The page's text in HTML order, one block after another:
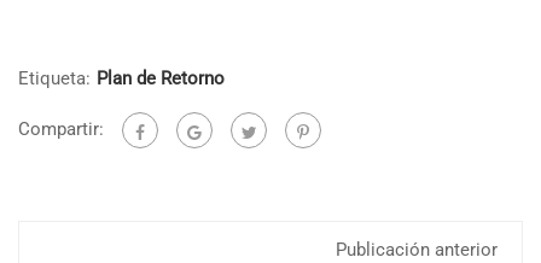
Etiqueta: Plan de Retorno
Compartir:
Publicación anterior